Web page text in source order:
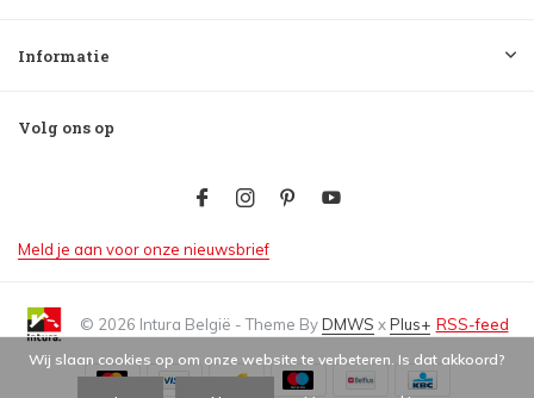
Informatie
Volg ons op
Meld je aan voor onze nieuwsbrief
© 2026 Intura België - Theme ByDMWS xPlus+ RSS-feed
Wij slaan cookies op om onze website te verbeteren. Is dat akkoord?